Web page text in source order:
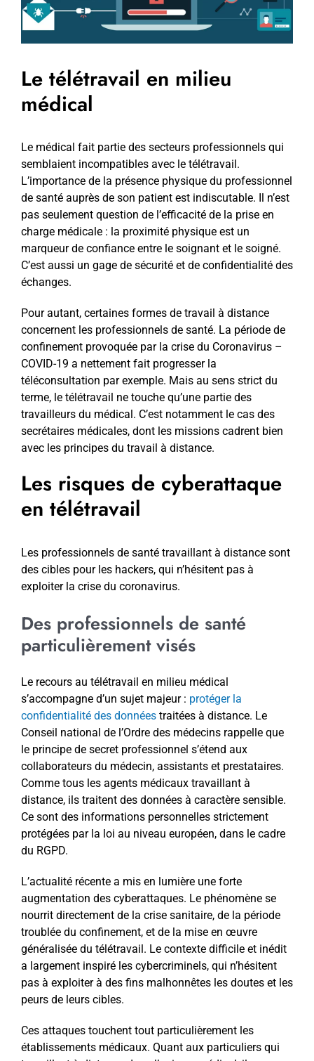
Le télétravail en milieu
médical
Le médical fait partie des secteurs professionnels qui
semblaient incompatibles avec le télétravail.
L’importance de la présence physique du professionnel
de santé auprès de son patient est indiscutable. Il n’est
pas seulement question de l’efficacité de la prise en
charge médicale : la proximité physique est un
marqueur de confiance entre le soignant et le soigné.
C’est aussi un gage de sécurité et de confidentialité des
échanges.
Pour autant, certaines formes de travail à distance
concernent les professionnels de santé. La période de
confinement provoquée par la crise du Coronavirus –
COVID-19 a nettement fait progresser la
téléconsultation par exemple. Mais au sens strict du
terme, le télétravail ne touche qu’une partie des
travailleurs du médical. C’est notamment le cas des
secrétaires médicales, dont les missions cadrent bien
avec les principes du travail à distance.
Les risques de cyberattaque
en télétravail
Les professionnels de santé travaillant à distance sont
des cibles pour les hackers, qui n’hésitent pas à
exploiter la crise du coronavirus.
Des professionnels de santé
particulièrement visés
Le recours au télétravail en milieu médical
s’accompagne d’un sujet majeur : protéger la
confidentialité des donnéestraitées à distance. Le
Conseil national de l’Ordre des médecins rappelle que
le principe de secret professionnel s’étend aux
collaborateurs du médecin, assistants et prestataires.
Comme tous les agents médicaux travaillant à
distance, ils traitent des données à caractère sensible.
Ce sont des informations personnelles strictement
protégées par la loi au niveau européen, dans le cadre
du RGPD.
L’actualité récente a mis en lumière une forte
augmentation des cyberattaques. Le phénomène se
nourrit directement de la crise sanitaire, de la période
troublée du confinement, et de la mise en œuvre
généralisée du télétravail. Le contexte difficile et inédit
a largement inspiré les cybercriminels, qui n’hésitent
pas à exploiter à des fins malhonnêtes les doutes et les
peurs de leurs cibles.
Ces attaques touchent tout particulièrement les
établissements médicaux. Quant aux particuliers qui